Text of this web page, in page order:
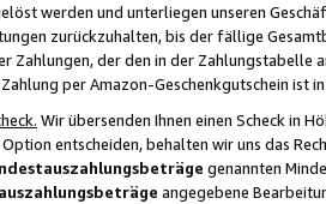
werden und unterliegen unseren
zurückzuhalten, bis der fällige
Zahlungen, der den in der
per Amazon-Geschenkgutschein ist
Wir übersenden Ihnen einen Scheck in
entscheiden, behalten wir uns das
genannten
angegebene